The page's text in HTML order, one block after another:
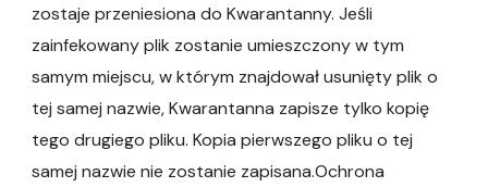
zostaje przeniesiona do Kwarantanny. Jeśli
zainfekowany plik zostanie umieszczony w tym
samym miejscu, w którym znajdował usunięty plik o
tej samej nazwie, Kwarantanna zapisze tylko kopię
tego drugiego pliku. Kopia pierwszego pliku o tej
samej nazwie nie zostanie zapisana.Ochrona